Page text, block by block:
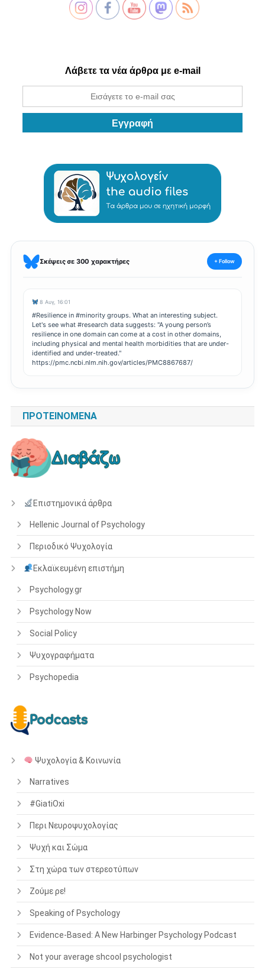
Λάβετε τα νέα άρθρα με e-mail
Σκέψεις σε 300 χαρακτήρες + Follow
8 Αυγ, 16:01
#Resilience in #minority groups. What an interesting subject.
Let's see what #research data suggests: "A young person’s
resilience in one domain can come at a cost in other domains,
including physical and mental health morbidities that are under-
identified and under-treated."
https://pmc.ncbi.nlm.nih.gov/articles/PMC8867687/
ΠΡΟΤΕΙΝΌΜΕΝΑ
Επιστημονικά άρθρα
Hellenic Journal of Psychology
Περιοδικό Ψυχολογία
Εκλαϊκευμένη επιστήμη
Psychology.gr
Psychology Now
Social Policy
Ψυχογραφήματα
Psychopedia
Ψυχολογία & Κοινωνία
Narratives
#GiatiOxi
Περι Νευροψυχολογίας
Ψυχή και Σώμα
Στη χώρα των στερεοτύπων
Ζούμε ρε!
Speaking of Psychology
Evidence-Based: A New Harbinger Psychology Podcast
Not your average shcool psychologist